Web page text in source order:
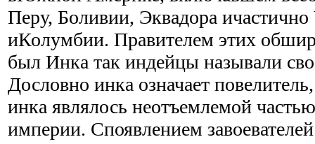
Перу, Боливии, Эквадора
иКолумбии. Правителем этих
был Инка так индейцы называли
Дословно инка означает
инка являлось неотъемлемой
империи. Споявлением